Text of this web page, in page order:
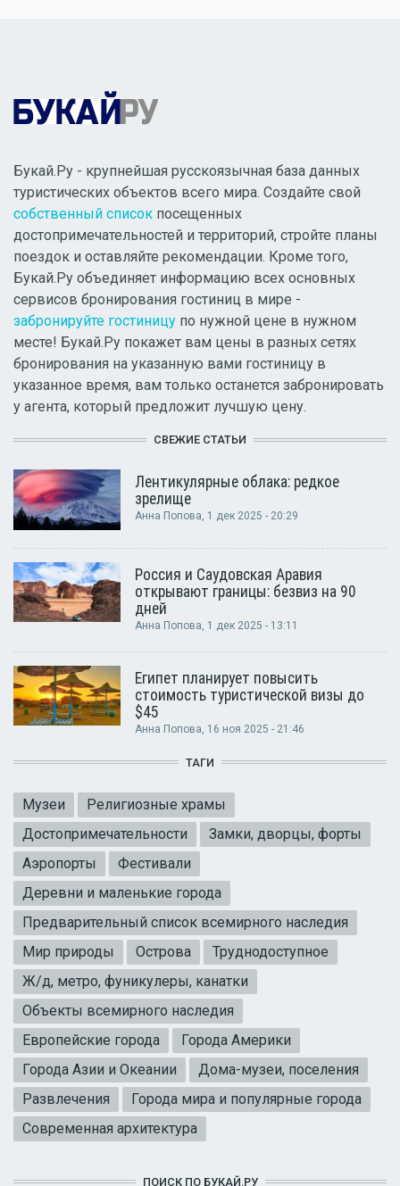
Букай.Ру - крупнейшая русскоязычная база данных
туристических объектов всего мира. Создайте свой
собственный список посещенных
достопримечательностей и территорий, стройте планы
поездок и оставляйте рекомендации. Кроме того,
Букай.Ру объединяет информацию всех основных
сервисов бронирования гостиниц в мире -
забронируйте гостиницу по нужной цене в нужном
месте! Букай.Ру покажет вам цены в разных сетях
бронирования на указанную вами гостиницу в
указанное время, вам только останется забронировать
у агента, который предложит лучшую цену.
СВЕЖИЕ СТАТЬИ
Лентикулярные облака: редкое
зрелище
Анна Попова, 1 дек 2025 - 20:29
Россия и Саудовская Аравия
открывают границы: безвиз на 90
дней
Анна Попова, 1 дек 2025 - 13:11
Египет планирует повысить
стоимость туристической визы до
$45
Анна Попова, 16 ноя 2025 - 21:46
ТАГИ
Музеи
Религиозные храмы
Достопримечательности
Замки, дворцы, форты
Аэропорты
Фестивали
Деревни и маленькие города
Предварительный список всемирного наследия
Мир природы
Острова
Труднодоступное
Ж/д, метро, фуникулеры, канатки
Объекты всемирного наследия
Европейские города
Города Америки
Города Азии и Океании
Дома-музеи, поселения
Развлечения
Города мира и популярные города
Современная архитектура
ПОИСК ПО БУКАЙ.РУ